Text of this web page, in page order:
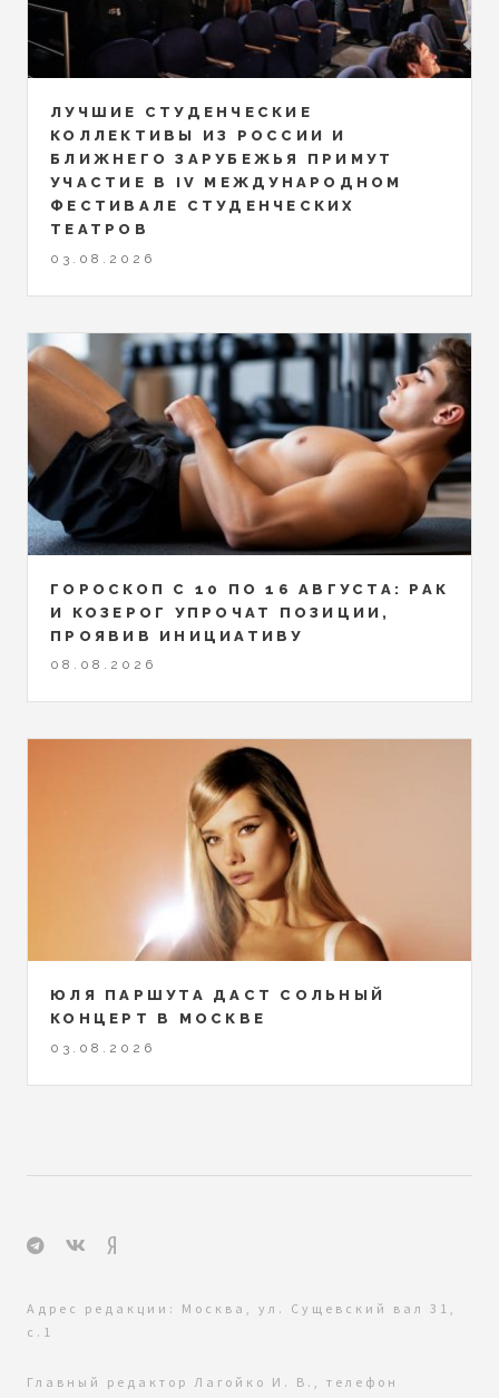
ЛУЧШИЕ СТУДЕНЧЕСКИЕ
КОЛЛЕКТИВЫ ИЗ РОССИИ И
БЛИЖНЕГО ЗАРУБЕЖЬЯ ПРИМУТ
УЧАСТИЕ В IV МЕЖДУНАРОДНОМ
ФЕСТИВАЛЕ СТУДЕНЧЕСКИХ
ТЕАТРОВ
03.08.2026
ГОРОСКОП С 10 ПО 16 АВГУСТА: РАК
И КОЗЕРОГ УПРОЧАТ ПОЗИЦИИ,
ПРОЯВИВ ИНИЦИАТИВУ
08.08.2026
ЮЛЯ ПАРШУТА ДАСТ СОЛЬНЫЙ
КОНЦЕРТ В МОСКВЕ
03.08.2026
Адрес редакции: Москва, ул. Сущевский вал 31,
с.1
Главный редактор Лагойко И. В., телефон